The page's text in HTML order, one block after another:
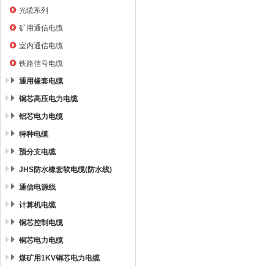
光缆系列
矿用通信电缆
室内通信电缆
铁路信号电缆
通用橡套电缆
铜芯高压电力电缆
铝芯电力电缆
特种电缆
预分支电缆
JHS防水橡套软电缆(防水线)
通信电源线
计算机电缆
铜芯控制电缆
铜芯电力电缆
煤矿用1KV铜芯电力电缆